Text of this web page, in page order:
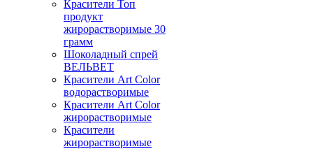
Красители Топ
продукт
жирорастворимые 30
грамм
Шоколадный спрей
ВЕЛЬВЕТ
Красители Art Color
водорастворимые
Красители Art Color
жирорастворимые
Красители
жирорастворимые